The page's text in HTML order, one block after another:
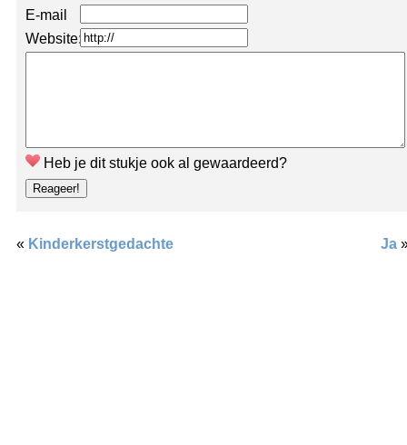
E-mail
Website:
Heb je dit stukje ook al gewaardeerd?
« Kinderkerstgedachte Ja